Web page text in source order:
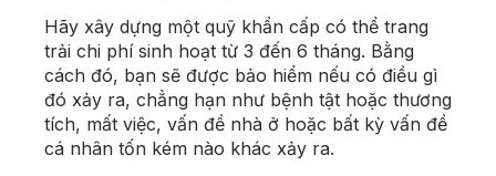
Hãy xây dựng một quỹ khẩn cấp có thể trang
trải chi phí sinh hoạt từ 3 đến 6 tháng. Bằng
cách đó, bạn sẽ được bảo hiểm nếu có điều gì
đó xảy ra, chẳng hạn như bệnh tật hoặc thương
tích, mất việc, vấn đề nhà ở hoặc bất kỳ vấn đề
cá nhân tốn kém nào khác xảy ra.